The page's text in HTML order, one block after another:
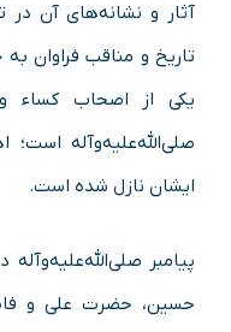
آثار و نشانه‌های آن در
تاریخ و مناقب فراوان
یکی از اصحاب کساء
صلی‌الله‌علیه‌و‌آله‌
ایشان نازل شده است.
پیامبر
حسین، حضرت علی و